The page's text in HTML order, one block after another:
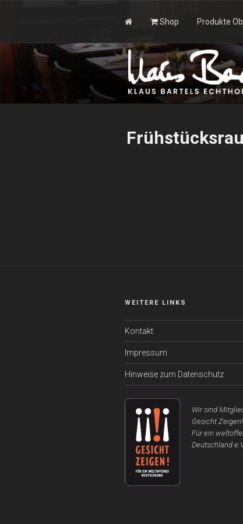
KLAUS
Shop Produkte
WEITERE LINKS
Kontakt
Impressum
Hinweise zum Datenschutz
Wir sind
Gesicht Zeigen!
Für ein
Deutschland